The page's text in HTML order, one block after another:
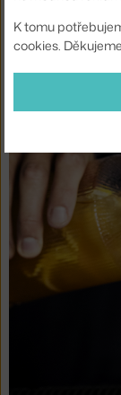
K tomu
cookies. Děkujeme.